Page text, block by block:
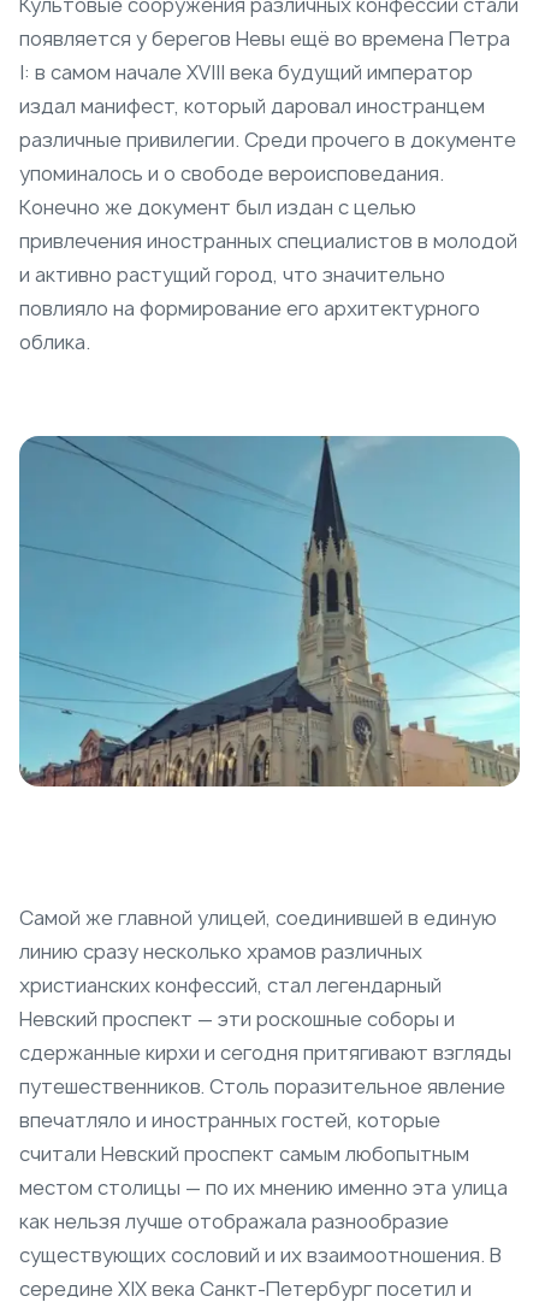
появляется у берегов Невы ещё во времена Петра
I: в самом начале XVIII века будущий император
издал манифест, который даровал иностранцем
различные привилегии. Среди прочего в документе
упоминалось и о свободе вероисповедания.
Конечно же документ был издан с целью
привлечения иностранных специалистов в молодой
и активно растущий город, что значительно
повлияло на формирование его архитектурного
облика.
Самой же главной улицей, соединившей в единую
линию сразу несколько храмов различных
христианских конфессий, стал легендарный
Невский проспект — эти роскошные соборы и
сдержанные кирхи и сегодня притягивают взгляды
путешественников. Столь поразительное явление
впечатляло и иностранных гостей, которые
считали Невский проспект самым любопытным
местом столицы — по их мнению именно эта улица
как нельзя лучше отображала разнообразие
существующих сословий и их взаимоотношения. В
середине XIX века Санкт-Петербург посетил и